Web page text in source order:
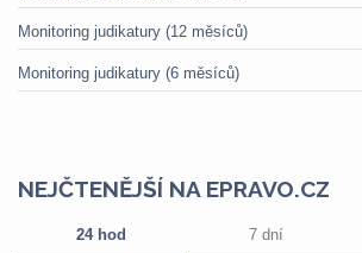
Monitoring judikatury (12 měsíců)
Monitoring judikatury (6 měsíců)
NEJČTENĚJŠÍ NA EPRAVO.CZ
24 hod 7 dní